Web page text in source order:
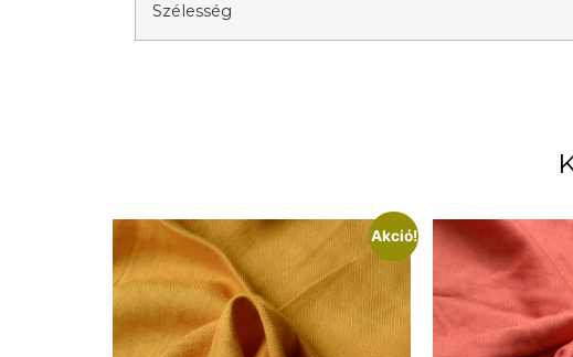
Szélesség
Akció!